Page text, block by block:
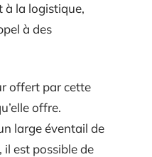
à la logistique,
à des
offert par cette
offre.
large éventail de
est possible de